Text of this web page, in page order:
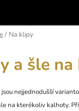
/ Na klipy
a šle
jsou nejjednodušší
na kterékoliv kalhoty.